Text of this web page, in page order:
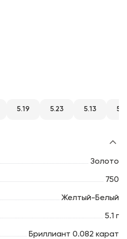
5.19 5.23 5.13
Золото
750
Желтый-Белый
5.1 г
Бриллиант 0.082 карат